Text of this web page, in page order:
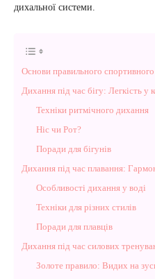
дихальної системи.
Основи правильного
Дихання під час бігу: Легкість у
Техніки ритмічного дихання
Ніс чи Рот?
Поради для бігунів
Дихання під час плавання:
Особливості дихання у воді
Техніки для різних стилів
Поради для плавців
Дихання під час силових
Золоте правило: Видих на